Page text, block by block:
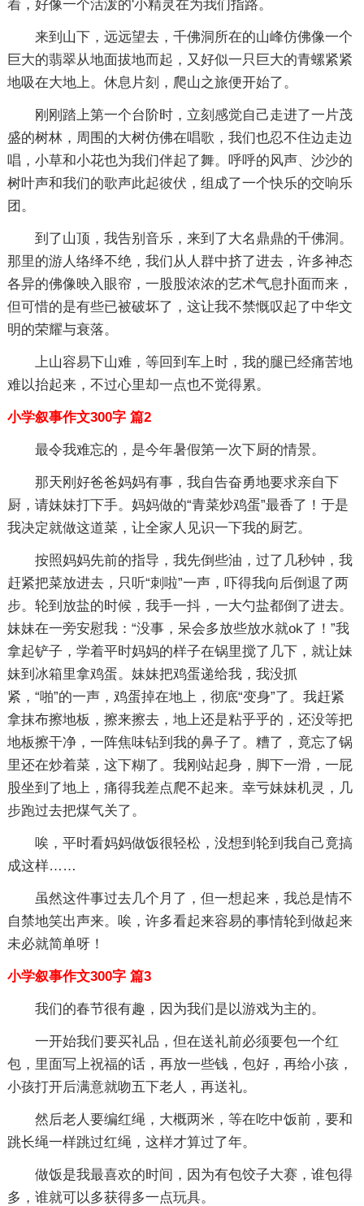
着，好像一个活泼的'小精灵在为我们指路。
来到山下，远远望去，千佛洞所在的山峰仿佛像一个
巨大的翡翠从地面拔地而起，又好似一只巨大的青螺紧紧
地吸在大地上。休息片刻，爬山之旅便开始了。
刚刚踏上第一个台阶时，立刻感觉自己走进了一片茂
盛的树林，周围的大树仿佛在唱歌，我们也忍不住边走边
唱，小草和小花也为我们伴起了舞。呼呼的风声、沙沙的
树叶声和我们的歌声此起彼伏，组成了一个快乐的交响乐
团。
到了山顶，我告别音乐，来到了大名鼎鼎的千佛洞。
那里的游人络绎不绝，我们从人群中挤了进去，许多神态
各异的佛像映入眼帘，一股股浓浓的艺术气息扑面而来，
但可惜的是有些已被破坏了，这让我不禁慨叹起了中华文
明的荣耀与衰落。
上山容易下山难，等回到车上时，我的腿已经痛苦地
难以抬起来，不过心里却一点也不觉得累。
小学叙事作文300字 篇2
最令我难忘的，是今年暑假第一次下厨的情景。
那天刚好爸爸妈妈有事，我自告奋勇地要求亲自下
厨，请妹妹打下手。妈妈做的“青菜炒鸡蛋”最香了！于是
我决定就做这道菜，让全家人见识一下我的厨艺。
按照妈妈先前的指导，我先倒些油，过了几秒钟，我
赶紧把菜放进去，只听“刺啦”一声，吓得我向后倒退了两
步。轮到放盐的时候，我手一抖，一大勺盐都倒了进去。
妹妹在一旁安慰我：“没事，呆会多放些放水就ok了！”我
拿起铲子，学着平时妈妈的样子在锅里搅了几下，就让妹
妹到冰箱里拿鸡蛋。妹妹把鸡蛋递给我，我没抓
紧，“啪”的一声，鸡蛋掉在地上，彻底“变身”了。我赶紧
拿抹布擦地板，擦来擦去，地上还是粘乎乎的，还没等把
地板擦干净，一阵焦味钻到我的鼻子了。糟了，竟忘了锅
里还在炒着菜，这下糊了。我刚站起身，脚下一滑，一屁
股坐到了地上，痛得我差点爬不起来。幸亏妹妹机灵，几
步跑过去把煤气关了。
唉，平时看妈妈做饭很轻松，没想到轮到我自己竟搞
成这样……
虽然这件事过去几个月了，但一想起来，我总是情不
自禁地笑出声来。唉，许多看起来容易的事情轮到做起来
未必就简单呀！
小学叙事作文300字 篇3
我们的春节很有趣，因为我们是以游戏为主的。
一开始我们要买礼品，但在送礼前必须要包一个红
包，里面写上祝福的话，再放一些钱，包好，再给小孩，
小孩打开后满意就吻五下老人，再送礼。
然后老人要编红绳，大概两米，等在吃中饭前，要和
跳长绳一样跳过红绳，这样才算过了年。
做饭是我最喜欢的时间，因为有包饺子大赛，谁包得
多，谁就可以多获得多一点玩具。